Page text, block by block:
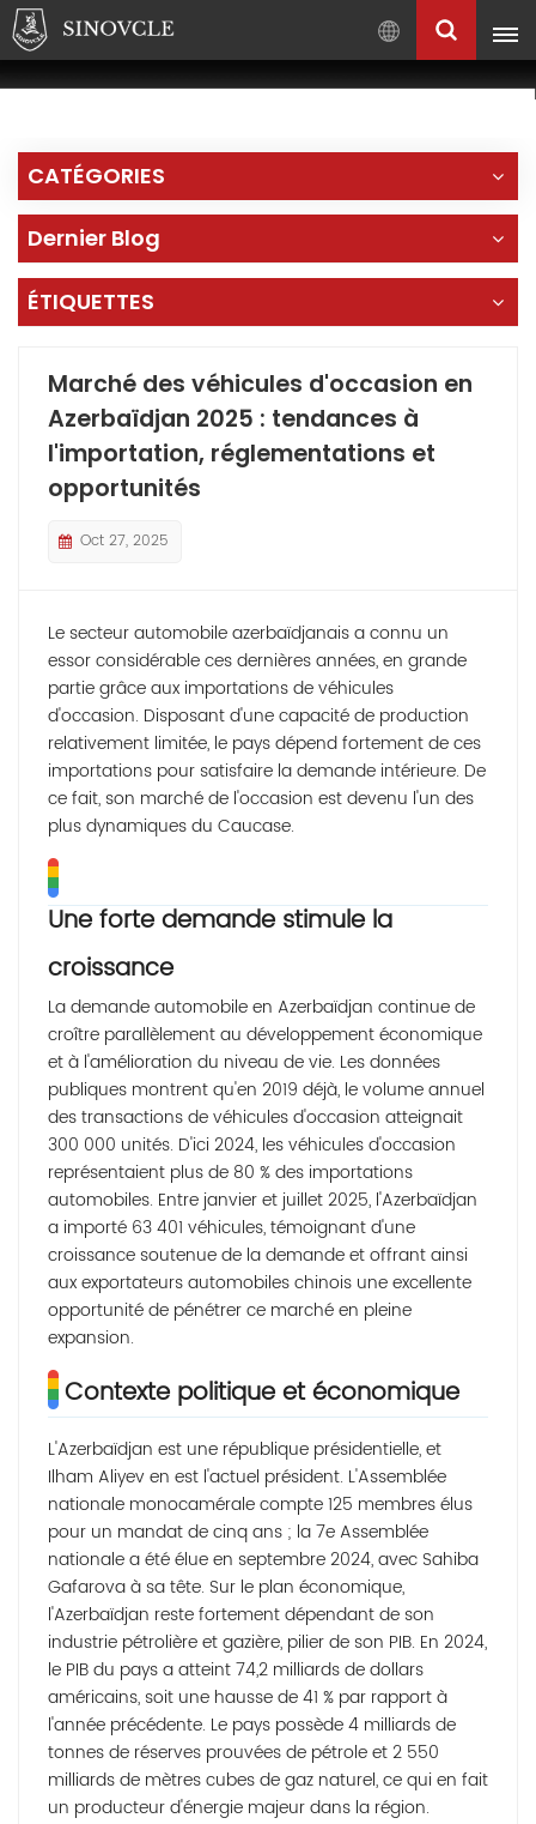
Français
English
Français
Pусский العربية
中
文
CATÉGORIES
Dernier Blog
ÉTIQUETTES
Marché des véhicules d'occasion en
Azerbaïdjan 2025 : tendances à
l'importation, réglementations et
opportunités
Oct 27, 2025
Le secteur automobile azerbaïdjanais a connu un
essor considérable ces dernières années, en grande
partie grâce aux importations de véhicules
d'occasion. Disposant d'une capacité de production
relativement limitée, le pays dépend fortement de ces
importations pour satisfaire la demande intérieure. De
ce fait, son marché de l'occasion est devenu l'un des
plus dynamiques du Caucase.
Une forte demande stimule la
croissance
La demande automobile en Azerbaïdjan continue de
croître parallèlement au développement économique
et à l'amélioration du niveau de vie. Les données
publiques montrent qu'en 2019 déjà, le volume annuel
des transactions de véhicules d'occasion atteignait
300 000 unités. D'ici 2024, les véhicules d'occasion
représentaient plus de 80 % des importations
automobiles. Entre janvier et juillet 2025, l'Azerbaïdjan
a importé 63 401 véhicules, témoignant d'une
croissance soutenue de la demande et offrant ainsi
aux exportateurs automobiles chinois une excellente
opportunité de pénétrer ce marché en pleine
expansion.
Contexte politique et économique
L'Azerbaïdjan est une république présidentielle, et
Ilham Aliyev en est l'actuel président. L'Assemblée
nationale monocamérale compte 125 membres élus
pour un mandat de cinq ans ; la 7e Assemblée
nationale a été élue en septembre 2024, avec Sahiba
Gafarova à sa tête. Sur le plan économique,
l'Azerbaïdjan reste fortement dépendant de son
industrie pétrolière et gazière, pilier de son PIB. En 2024,
le PIB du pays a atteint 74,2 milliards de dollars
américains, soit une hausse de 41 % par rapport à
l'année précédente. Le pays possède 4 milliards de
tonnes de réserves prouvées de pétrole et 2 550
milliards de mètres cubes de gaz naturel, ce qui en fait
un producteur d'énergie majeur dans la région.